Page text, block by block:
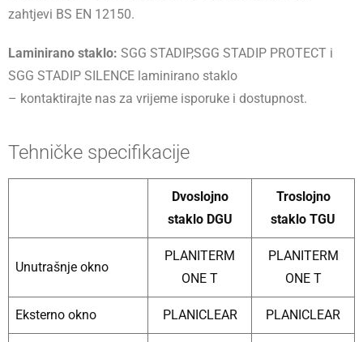
zahtjevi BS EN 12150.
Laminirano staklo: SGG STADIP,SGG STADIP PROTECT i
SGG STADIP SILENCE laminirano staklo
– kontaktirajte nas za vrijeme isporuke i dostupnost.
Tehničke specifikacije
Dvoslojno
staklo DGU
Troslojno
staklo TGU
Unutrašnje okno
PLANITERM
ONE T
PLANITERM
ONE T
Eksterno okno PLANICLEAR PLANICLEAR